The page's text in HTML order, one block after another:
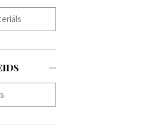
(+92)
(+2)